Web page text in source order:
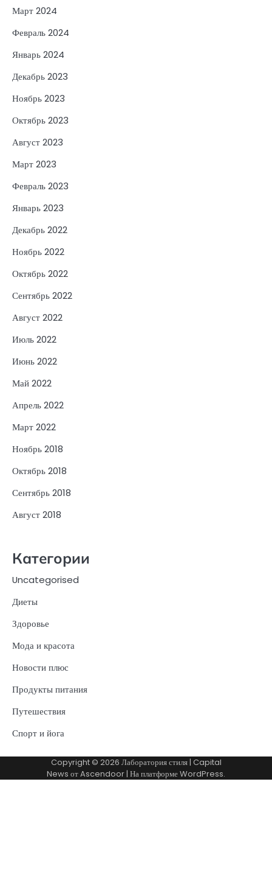
Март 2024
Февраль 2024
Январь 2024
Декабрь 2023
Ноябрь 2023
Октябрь 2023
Август 2023
Март 2023
Февраль 2023
Январь 2023
Декабрь 2022
Ноябрь 2022
Октябрь 2022
Сентябрь 2022
Август 2022
Июль 2022
Июнь 2022
Май 2022
Апрель 2022
Март 2022
Ноябрь 2018
Октябрь 2018
Сентябрь 2018
Август 2018
Категории
Uncategorised
Диеты
Здоровье
Мода и красота
Новости плюс
Продукты питания
Путешествия
Спорт и йога
Copyright © 2026 Лаборатория стиля| Capital
News отAscendoor | На платформеWordPress.